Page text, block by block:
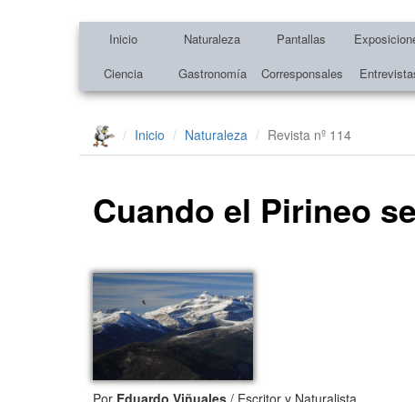
Inicio Naturaleza Pantallas
Ciencia
Gastronomía Corresponsales
Inicio Naturaleza Revista nº 114
Cuando el Pirineo